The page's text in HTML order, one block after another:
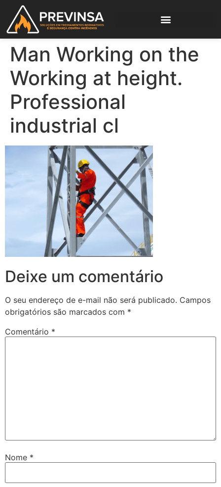
Man Working on the
Working at height.
Professional
industrial cl
Deixe um comentário
O seu endereço de e-mail não será publicado. Campos
obrigatórios são marcados com *
Comentário *
Nome *